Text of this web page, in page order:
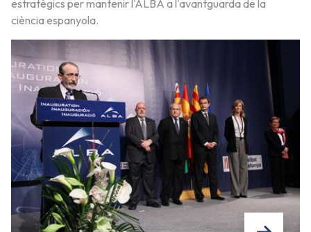
estratègics per mantenir l'ALBA a l'avantguarda de la
ciència espanyola.